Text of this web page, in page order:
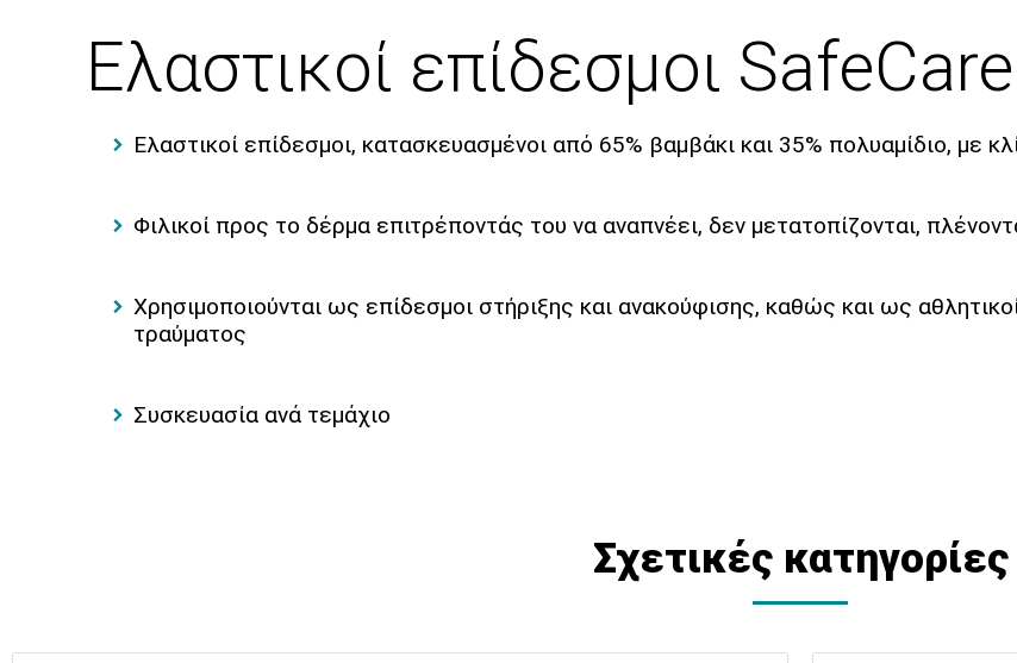
Ελαστικοί επίδεσμοι
Ελαστικοί επίδεσμοι, κατασκευασμένοι από 65% βαμβάκι και 35% πολυαμίδιο, με
Φιλικοί προς το δέρμα επιτρέποντάς του να αναπνέει, δεν μετατοπίζονται,
Χρησιμοποιούνται ως επίδεσμοι στήριξης και ανακούφισης, καθώς και ως
τραύματος
Συσκευασία ανά τεμάχιο
Σχετικές κατηγορίες